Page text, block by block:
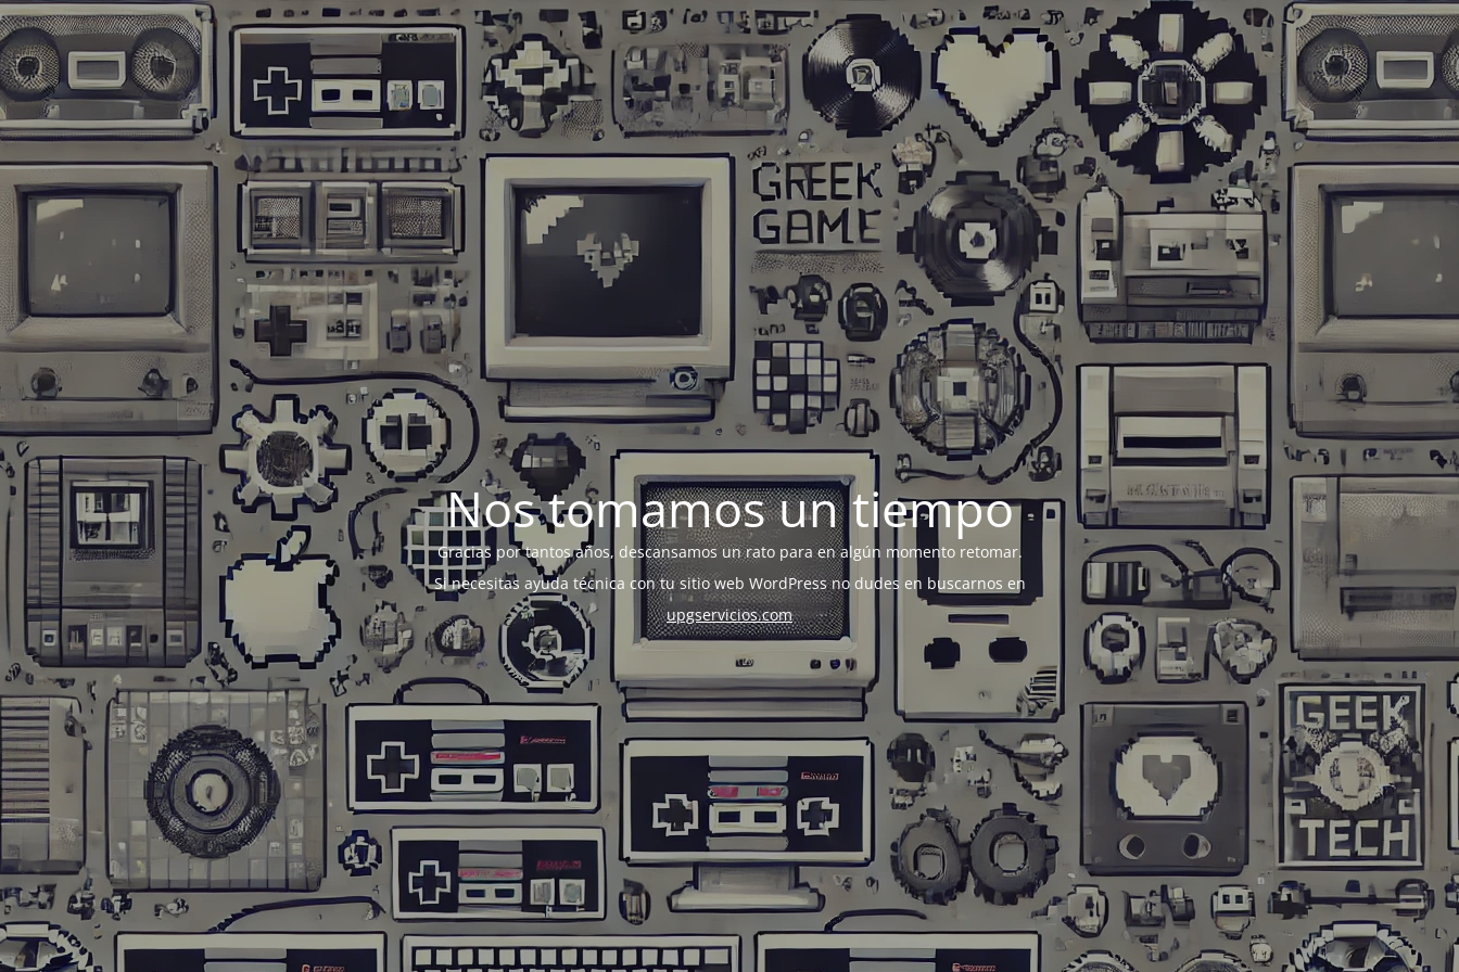
Nos tomamos un tiempo
Gracias por tantos años, descansamos un rato para en algún momento retomar.
Si necesitas ayuda técnica con tu sitio web WordPress no dudes en buscarnos en
upgservicios.com